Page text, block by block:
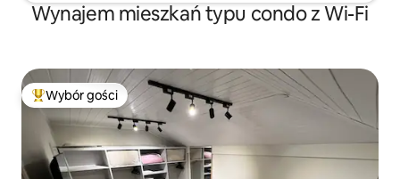
Wynajem mieszkań typu condo z Wi-Fi
Najpopularniejsze z kategorii Wybór gości
Wybór gości